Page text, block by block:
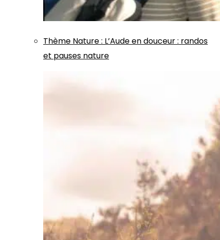
Thème Nature: L’Aude en douceur : randos
et pauses nature